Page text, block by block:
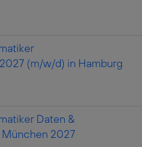
(m/w/d) in Hamburg
Daten &
München 2027